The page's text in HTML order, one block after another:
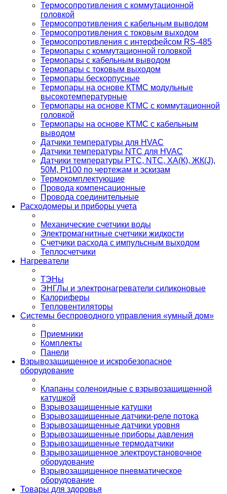
Термосопротивления с коммутационной
головкой
Термосопротивления с кабельным выводом
Термосопротивления с токовым выходом
Термосопротивления с интерфейсом RS-485
Термопары с коммутационной головкой
Термопары с кабельным выводом
Термопары с токовым выходом
Термопары бескорпусные
Термопары на основе КТМС модульные
высокотемпературные
Термопары на основе КТМС с коммутационной
головкой
Термопары на основе КТМС с кабельным
выводом
Датчики температуры для HVAC
Датчики температуры NTC для HVAC
Датчики температуры PTС, NTC, ХА(К), ЖК(J),
50М, Pt100 по чертежам и эскизам
Термокомплектующие
Провода компенсационные
Провода соединительные
Расходомеры и приборы учета
Механические счетчики воды
Электромагнитные счетчики жидкости
Счетчики расхода с импульсным выходом
Теплосчетчики
Нагреватели
ТЭНы
ЭНГЛы и электронагреватели силиконовые
Калориферы
Тепловентиляторы
Системы беспроводного управления «умный дом»
Приемники
Комплекты
Панели
Взрывозащищенное и искробезопасное
оборудование
Клапаны соленоидные с взрывозащищенной
катушкой
Взрывозащищенные катушки
Взрывозащищенные датчики-реле потока
Взрывозащищенные датчики уровня
Взрывозащищенные приборы давления
Взрывозащищенные термодатчики
Взрывозащищенное электроустановочное
оборудование
Взрывозащищенное пневматическое
оборудование
Товары для здоровья